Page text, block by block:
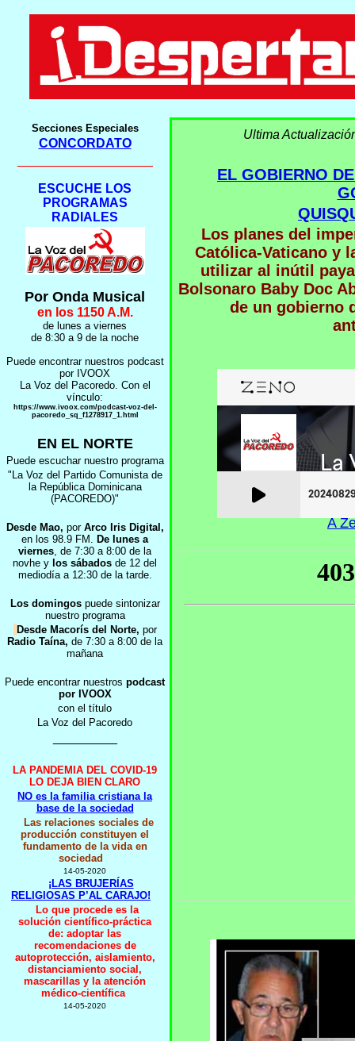
Secciones Especiales
CONCORDATO
ESCUCHE LOS
PROGRAMAS
RADIALES
Por Onda Musical
en los 1150 A.M.
de lunes a viernes
de 8:30 a 9 de la noche
Puede encontrar nuestros podcast
por IVOOX
La Voz del Pacoredo. Con el
vínculo:
https://www.ivoox.com/podcast-voz-del-
pacoredo_sq_f1278917_1.html
EN EL NORTE
Puede escuchar nuestro programa
"La Voz del Partido Comunista de
la República Dominicana
(PACOREDO)"
Desde Mao, por Arco Iris Digital,
en los 98.9 FM. De lunes a
viernes, de 7:30 a 8:00 de la
novhe y los sábados de 12 del
mediodía a 12:30 de la tarde.
Los domingospuede sintonizar
nuestro programa
Desde Macorís del Norte, por
Radio Taína, de 7:30 a 8:00 de la
mañana
Puede encontrar nuestros podcast
por IVOOX
con el título
La Voz del Pacoredo
LA PANDEMIA DEL COVID-19
LO DEJA BIEN CLARO
NO es la familia cristiana la
base de la sociedad
Las relaciones sociales de
producción constituyen el
fundamento de la vida en
sociedad
14-05-2020
¡LAS BRUJERÍAS
RELIGIOSAS P’AL CARAJO!
Lo que procede es la
solución científico-práctica
de: adoptar las
recomendaciones de
autoprotección, aislamiento,
distanciamiento social,
mascarillas y la atención
médico-científica
14-05-2020
Ultima
EL GOBIERNO
Los planes del
Católica-Vaticano y
utilizar al inútil
Bolsonaro Baby Doc
de un gobierno
A